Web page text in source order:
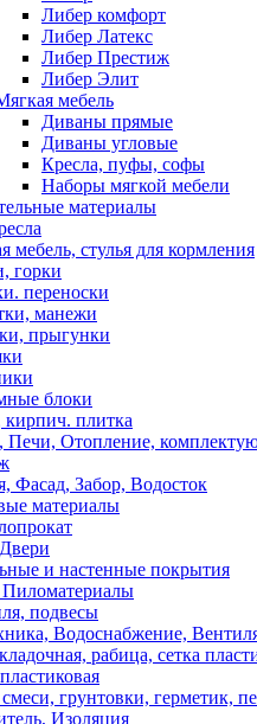
Либер комфорт
Либер Латекс
Либер Престиж
Либер Элит
мебель
Диваны прямые
Диваны угловые
Кресла, пуфы, софы
Наборы мягкой мебели
материалы
мебель, стулья для кормления
горки
переноски
манежи
прыгунки
блоки
кирпич. плитка
Печи, Отопление,
Фасад, Забор, Водосток
материалы
и настенные покрытия
подвесы
Водоснабжение,
рабица, сетка
грунтовки, герметик,
Изоляция